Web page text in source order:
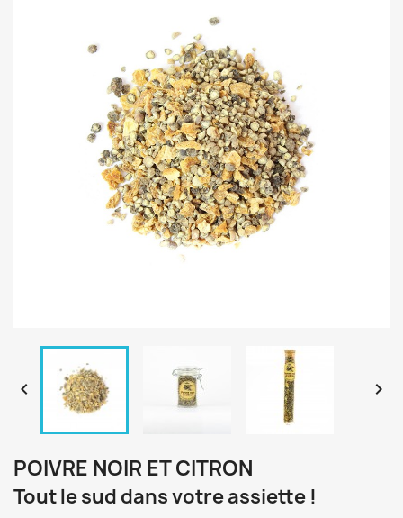
 
POIVRE NOIR ET CITRON
Tout le sud dans votre assiette !